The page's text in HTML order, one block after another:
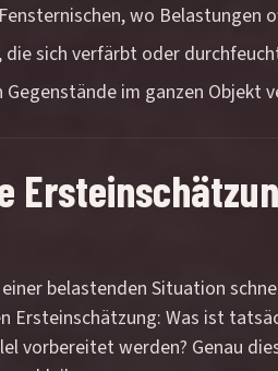
wo Belastungen
sich verfärbt oder
Gegenstände im ganzen Objekt
belastenden Situation
Ersteinschätzung: Was ist
vorbereitet werden? Genau